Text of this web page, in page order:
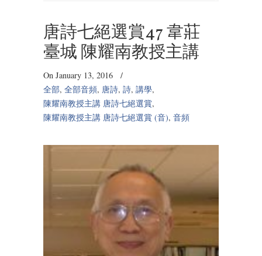
唐詩七絕選賞47 韋莊
臺城 陳耀南教授主講
On January 13, 2016
/
全部, 全部音頻, 唐詩, 詩, 講學,
陳耀南教授主講 唐詩七絕選賞,
陳耀南教授主講 唐詩七絕選賞 (音), 音頻
Audio